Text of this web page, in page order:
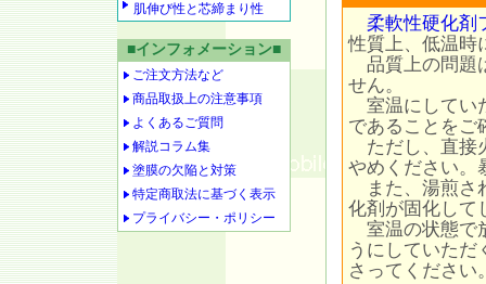
肌伸び性と芯締まり性
■インフォメーション■
ご注文方法など
商品取扱上の注意事項
よくあるご質問
解説コラム集
塗膜の欠陥と対策
特定商取法に基づく表示
プライバシー・ポリシー
柔軟性硬化剤
性質上、低温時
品質上の問題
せん。
室温にしてい
であることをご
ただし、直接
やめください。
また、湯煎さ
化剤が固化して
室温の状態で
うにしていた
さってください